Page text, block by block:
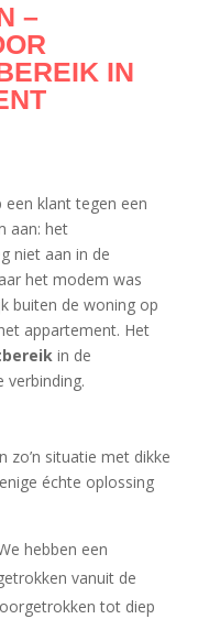
–
IN
klant tegen een
aan: het
niet aan in de
het modem was
buiten de woning op
appartement. Het
in de
verbinding.
zo’n situatie met dikke
échte oplossing
hebben een
vanuit de
tot diep